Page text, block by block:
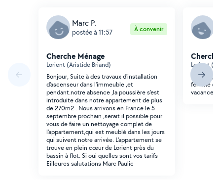
Marc P.
postée à 11:57 À convenir
Cherche Ménage
Lorient (Aristide Briand)
Bonjour, Suite à des travaux d'installation
d'ascenseur dans l'immeuble ,et
pendant.notre absence ,la poussière s'est
introduite dans notre appartement de plus
de 270m2 . Nous arrivons en France le 5
septembre prochain ,serait il possible pour
vous de faire un nettoyage complet de
l'appartement,qui est meublé dans les jours
qui suivent notre arrivée. L'appartement se
trouve en plein cœur de Lorient près du
bassin à flot. Si oui quelles sont vos tarifs
Eilleures salutations Marc Paulic
Lorient
Bonjour,
femme de
vacances.